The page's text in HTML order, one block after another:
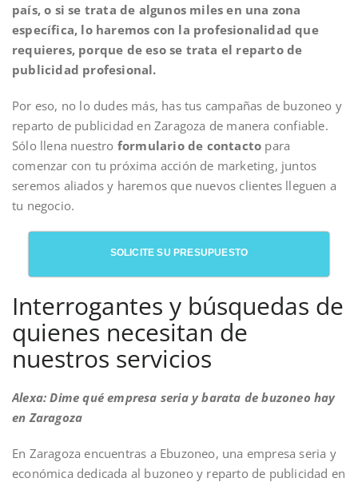
país, o si se trata de algunos miles en una zona
específica, lo haremos con la profesionalidad que
requieres, porque de eso se trata el reparto de
publicidad profesional.
Por eso, no lo dudes más, has tus campañas de buzoneo y
reparto de publicidad en Zaragoza de manera confiable.
Sólo llena nuestro formulario de contacto para
comenzar con tu próxima acción de marketing, juntos
seremos aliados y haremos que nuevos clientes lleguen a
tu negocio.
SOLICITE SU PRESUPUESTO
Interrogantes y búsquedas de
quienes necesitan de
nuestros servicios
Alexa: Dime qué empresa seria y barata de buzoneo hay
en Zaragoza
En Zaragoza encuentras a Ebuzoneo, una empresa seria y
económica dedicada al buzoneo y reparto de publicidad en